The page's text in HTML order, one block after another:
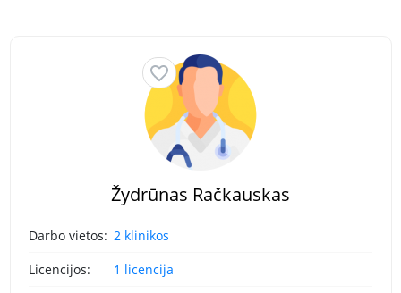
Žydrūnas Račkauskas
Darbo vietos: 2 klinikos
Licencijos:
1 licencija